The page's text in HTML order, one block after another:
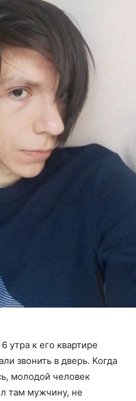
утра к его квартире
звонить в дверь. Когда
молодой человек
там мужчину, не